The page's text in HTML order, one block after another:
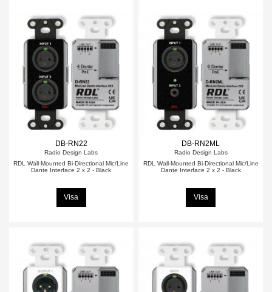
DB-RN22
Radio Design Labs
RDL Wall-Mounted Bi-Directional Mic/Line
Dante Interface 2 x 2 - Black
Visa
DB-RN2ML
Radio Design Labs
RDL Wall-Mounted Bi-Directional Mic/Line
Dante Interface 2 x 2 - Black
Visa